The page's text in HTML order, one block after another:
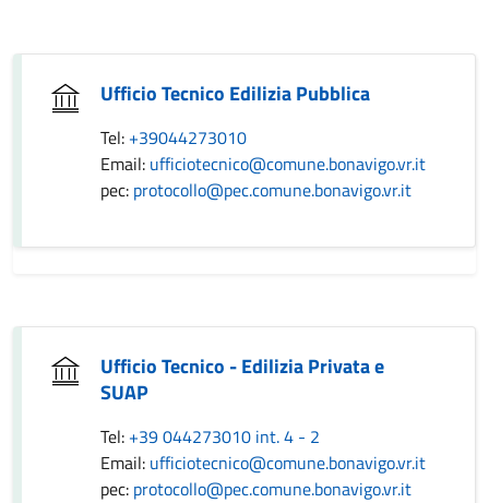
Ufficio Tecnico Edilizia Pubblica
Tel: +39044273010
Email: ufficiotecnico@comune.bonavigo.vr.it
pec: protocollo@pec.comune.bonavigo.vr.it
Ufficio Tecnico - Edilizia Privata e
SUAP
Tel: +39 044273010 int. 4 - 2
Email: ufficiotecnico@comune.bonavigo.vr.it
pec: protocollo@pec.comune.bonavigo.vr.it